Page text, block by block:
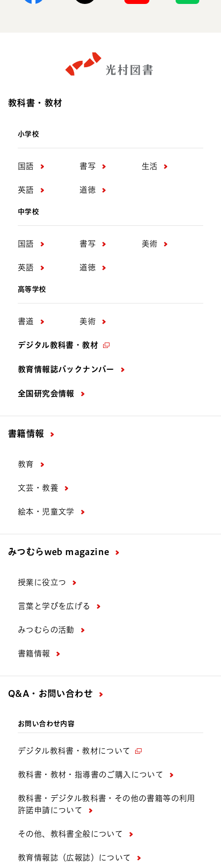
教科書・教材
小学校
国語 書写 生活
英語 道徳
中学校
国語 書写 美術
英語 道徳
高等学校
書道 美術
デジタル教科書・教材
教育情報誌バックナンバー
全国研究会情報
書籍情報
教育
文芸・教養
絵本・児童文学
みつむらweb magazine
授業に役立つ
言葉と学びを広げる
みつむらの活動
書籍情報
Q&A・お問い合わせ
お問い合わせ内容
デジタル教科書・教材について
教科書・教材・指導書のご購入について
教科書・デジタル教科書・その他の書籍等の利用
許諾申請について
その他、教科書全般について
教育情報誌（広報誌）について